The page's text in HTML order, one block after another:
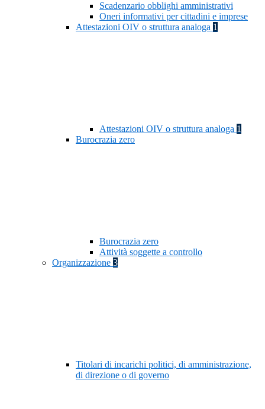
Scadenzario obblighi amministrativi
Oneri informativi per cittadini e imprese
Attestazioni OIV o struttura analoga 1
Attestazioni OIV o struttura analoga 1
Burocrazia zero
Burocrazia zero
Attività soggette a controllo
Organizzazione 3
Titolari di incarichi politici, di amministrazione,
di direzione o di governo